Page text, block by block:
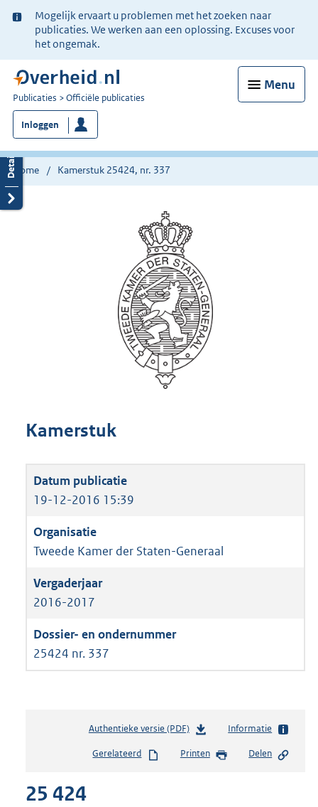
Ter
informatie:
Mogelijk ervaart u problemen met het zoeken naar
publicaties. We werken aan een oplossing. Excuses voor
het ongemak.
Menu
U
bent
nu
hier:
Publicaties Officiële publicaties
Inloggen
Home Kamerstuk 25424, nr. 337
Kamerstuk
19-12-2016 15:39
Tweede Kamer der Staten-Generaal
2016-2017
25424 nr. 337
Authentieke versie (PDF)b
s
Informatie
Gerelateerd Printen Delen
25 424